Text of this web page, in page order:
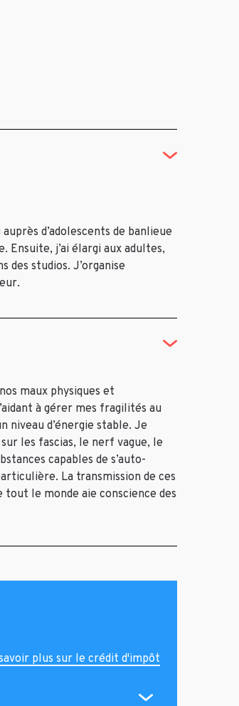
d’adolescents de banlieue
Ensuite, j’ai élargi aux adultes,
des studios. J’organise
maux physiques et
à gérer mes fragilités au
niveau d’énergie stable. Je
les fascias, le nerf vague, le
capables de s’auto-
La transmission de ces
tout le monde aie conscience des
plus sur le crédit d'impôt